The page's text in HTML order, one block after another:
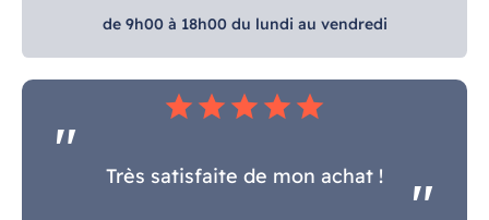
de 9h00 à 18h00 du lundi au vendredi
star star star star star
Très satisfaite de mon achat !